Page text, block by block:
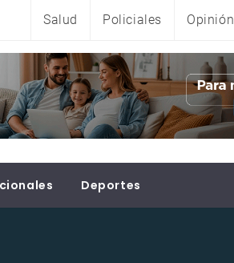
Salud Policiales Opinión
Deportes